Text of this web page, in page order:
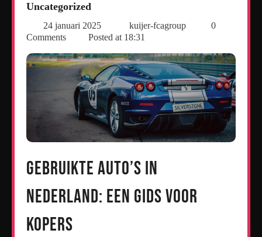
Uncategorized
24 januari 2025 kuijer-fcagroup
0
Comments
Posted at 18:31
Gebruikte auto’s in
Nederland: Een Gids voor
Kopers